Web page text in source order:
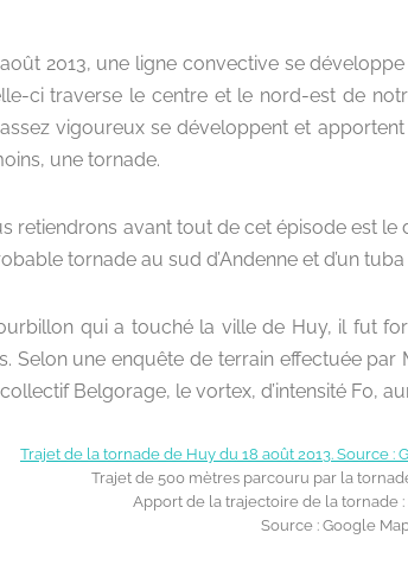
2013, une ligne convective se
ci traverse le centre et le nord-est de
vigoureux se développent et
une tornade.
retiendrons avant tout de cet épisode est
tornade au sud d’Andenne et d’un
qui a touché la ville de Huy, il fut
Selon une enquête de terrain effectuée
Belgorage, le vortex, d’intensité F0,
Trajet de 500 mètres parcouru par la
Apport de la trajectoire de la tornade
Source : Google